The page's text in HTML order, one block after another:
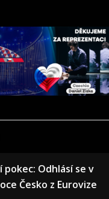
pokec: Odhlásí se v
Česko z Eurovize?